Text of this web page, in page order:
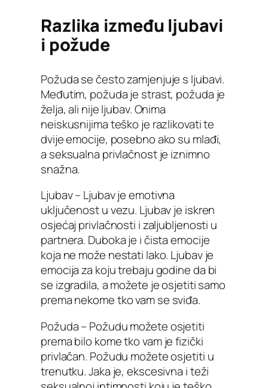
Razlika između ljubavi
i požude
Požuda se često zamjenjuje s ljubavi.
Međutim, požuda je strast, požuda je
želja, ali nije ljubav. Onima
neiskusnijima teško je razlikovati te
dvije emocije, posebno ako su mlađi,
a seksualna privlačnost je iznimno
snažna.
Ljubav – Ljubav je emotivna
uključenost u vezu. Ljubav je iskren
osjećaj privlačnosti i zaljubljenosti u
partnera. Duboka je i čista emocije
koja ne može nestati lako. Ljubav je
emocija za koju trebaju godine da bi
se izgradila, a možete je osjetiti samo
prema nekome tko vam se sviđa.
Požuda – Požudu možete osjetiti
prema bilo kome tko vam je fizički
privlačan. Požudu možete osjetiti u
trenutku. Jaka je, ekscesivna i teži